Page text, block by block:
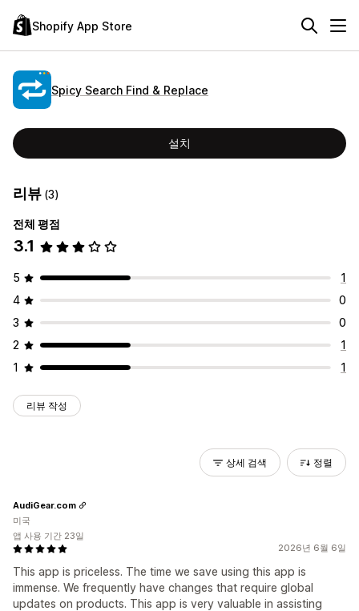
Shopify App Store
Spicy Search Find & Replace
설치
리뷰 (3)
전체 평점
3.1
5
1
4
0
3
0
2
1
1
1
리뷰 작성
상세 검색 정렬
2026년 6월 6일
This app is priceless. The time we save using this app is
immense. We frequently have changes that require global
updates on products. This app is very valuable in assisting
AudiGear.com
미국
앱 사용 기간 23일